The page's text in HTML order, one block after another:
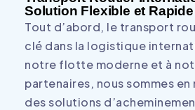
Solution Flexible et Rapide
Tout d’abord, le transport
clé dans la logistique
notre flotte moderne et à
partenaires, nous sommes
des solutions